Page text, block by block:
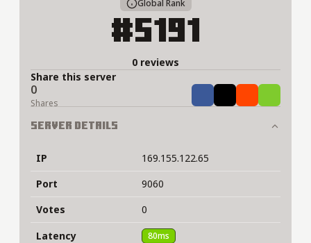
Global Rank
#5191
0 reviews
Share this server
0
Shares ShareTweetShareShare
Server Details
IP
169.155.122.65
Port
9060
Votes
0
Latency
80ms